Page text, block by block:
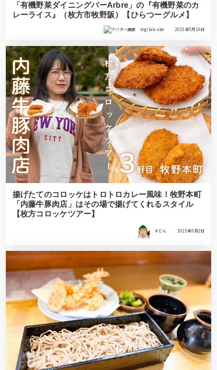
「有機野菜ダイニングバーArbre」の『有機野菜のカ
レーライス』（枚方市牧野阪）【ひらつーグルメ】
digitalcube 2025年5月10日
揚げたてのコロッケはトロトロカレー風味！牧野本町
「内藤牛豚肉店」はその場で揚げてくれるスタイル
【枚方コロッケツアー】
すどん 2025年5月2日